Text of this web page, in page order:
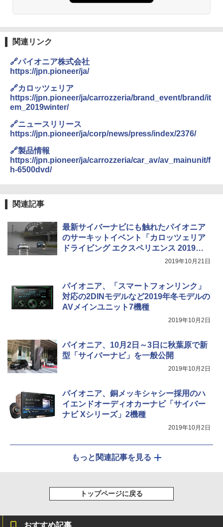
関連リンク
🔗パイオニア株式会社
https://jpn.pioneer/ja/
🔗カロッツェリア
https://jpn.pioneer/ja/carrozzeria/brand_event/brand/it
em_2019winter/
🔗ニュースリリース
https://jpn.pioneer/ja/corp/news/press/index/2376/
🔗製品情報
https://jpn.pioneer/ja/carrozzeria/car_av/av_mainunit/f
h-6500dvd/
関連記事
最新サイバーナビにも触れたパイオニア
のサーキットイベント「カロッツェリア
ドライビング エクスペリエンス 2019」
2019年10月21日
パイオニア、「スマートフォンリンク」
対応の2DINモデルなど2019年冬モデルの
AVメインユニット7機種
2019年10月2日
パイオニア、10月2日～3日に秋葉原で新
型「サイバーナビ」を一般公開
2019年10月2日
パイオニア、銅メッキシャシー採用のハ
イエンドオーディオカーナビ「サイバー
ナビ Xシリーズ」2機種
2019年10月2日
もっと関連記事を見る
トップページに戻る